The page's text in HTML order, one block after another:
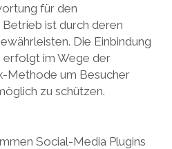
für den
ist durch deren
Die Einbindung
erfolgt im Wege der
Methode um Besucher
zu schützen.
Social-Media Plugins